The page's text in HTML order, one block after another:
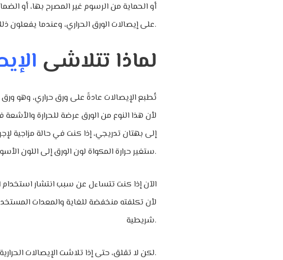
أو الحماية من الرسوم غير المصرح بها، أو
على إيصالات الورق الحراري، وعندما يفعلون ذلك، فقد يعني ذلك مشكلة، خاصة إذا كان الأمر يتعلق برجال الضرائب.
لماذا تتلاشى
تُطبع الإيصالات عادةً على ورق حراري، وهو
لأن هذا النوع من الورق عرضة للحرارة
ستغير حرارة المكواة لون الورق إلى اللون الأسود، يعتبر الزيت والرطوبة من العوامل المسؤولة أيضًا.
الآن إذا كنت تتساءل عن سبب انتشار
لأن تكلفته منخفضة للغاية والمعدات
شريطية.
لكن لا تقلق، حتى إذا تلاشت الإيصالات الحرارية الخاصة بك، فهناك طرق يمكنك من خلالها استعادتها.